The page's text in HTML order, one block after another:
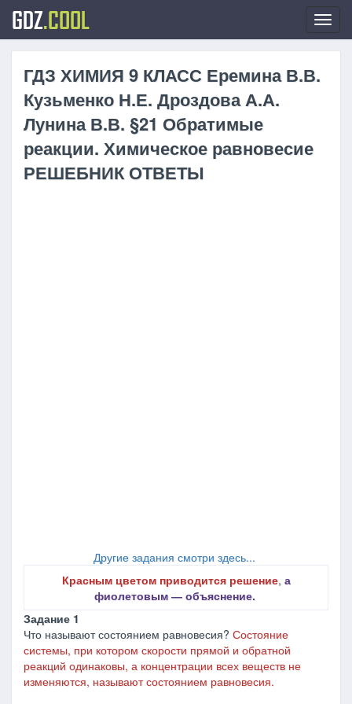
GDZ.COOL
ГДЗ ХИМИЯ 9 КЛАСС Еремина В.В.
Кузьменко Н.Е. Дроздова А.А.
Лунина В.В. §21 Обратимые
реакции. Химическое равновесие
РЕШЕБНИК ОТВЕТЫ
Другие задания смотри здесь...
Красным цветом приводится решение, а
фиолетовым ― объяснение.
Задание 1
Что называют состоянием равновесия? Состояние
системы, при котором скорости прямой и обратной
реакций одинаковы, а концентрации всех веществ не
изменяются, называют состоянием равновесия.